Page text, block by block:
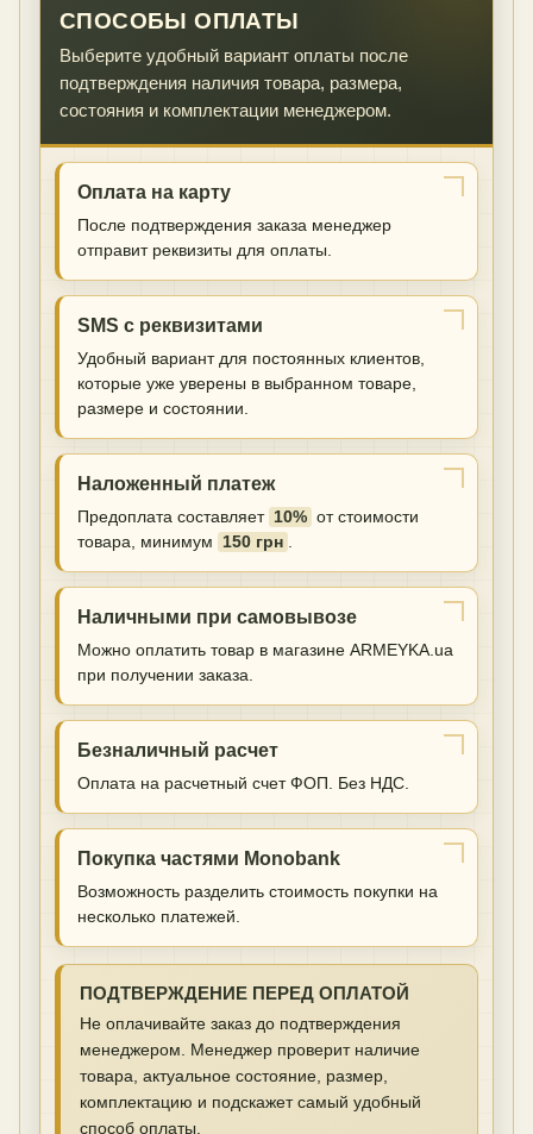
СПОСОБЫ ОПЛАТЫ
Выберите удобный вариант оплаты после
подтверждения наличия товара, размера,
состояния и комплектации менеджером.
Оплата на карту
После подтверждения заказа менеджер
отправит реквизиты для оплаты.
SMS с реквизитами
Удобный вариант для постоянных клиентов,
которые уже уверены в выбранном товаре,
размере и состоянии.
Наложенный платеж
Предоплата составляет 10% от стоимости
товара, минимум
150 грн
Наличными при самовывозе
Можно оплатить товар в магазине ARMEYKA.ua
при получении заказа.
Безналичный расчет
Оплата на расчетный счет ФОП. Без НДС.
Покупка частями Monobank
Возможность разделить стоимость покупки на
несколько платежей.
ПОДТВЕРЖДЕНИЕ ПЕРЕД ОПЛАТОЙ
Не оплачивайте заказ до подтверждения
менеджером. Менеджер проверит наличие
товара, актуальное состояние, размер,
комплектацию и подскажет самый удобный
способ оплаты.